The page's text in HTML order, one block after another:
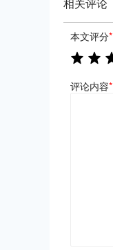
相关评论
本文评分*
评论内容*